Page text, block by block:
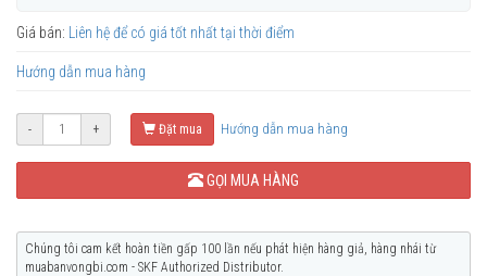
Giá bán: Liên hệ để có giá tốt nhất tại thời điểm
Hướng dẫn mua hàng
- + Đặt mua Hướng dẫn mua hàng
GỌI MUA HÀNG
Chúng tôi cam kết hoàn tiền gấp 100 lần nếu phát hiện hàng giả, hàng nhái từ
muabanvongbi.com - SKF Authorized Distributor.